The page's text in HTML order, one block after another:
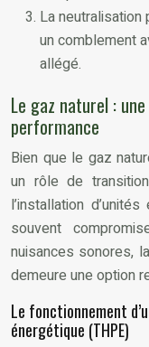
La neutralisation
un comblement
allégé.
Le gaz naturel :
performance
Bien que le gaz
un rôle de
l’installation
souvent
nuisances sonores,
demeure une option
Le fonctionnement
énergétique (THPE)